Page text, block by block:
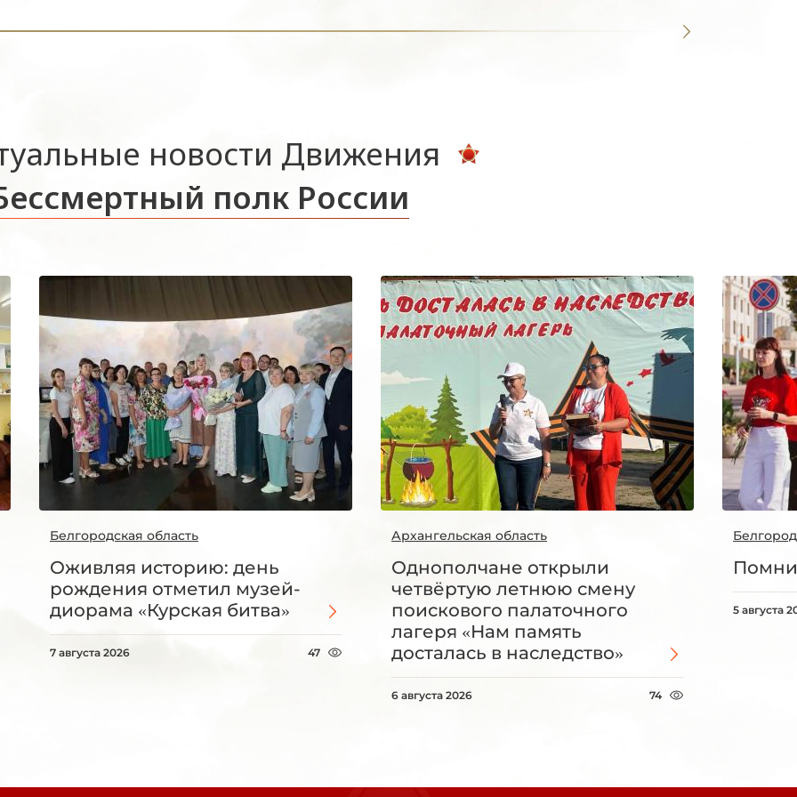
новости Движения
полк России
Белгородская область
Оживляя историю: день
рождения отметил музей-
диорама «Курская битва»
7 августа 2026 47
Архангельская область
Однополчане открыли
четвёртую летнюю смену
поискового палаточного
лагеря «Нам память
досталась в наследство»
6 августа 2026 74
5 августа